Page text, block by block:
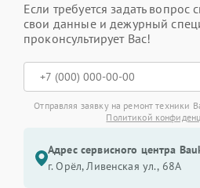
Если требуется задать вопрос
свои данные и дежурный
проконсультирует Вас!
Отправляя заявку на ремонт техники
Политикой
Адрес сервисного центра
г. Орёл, Ливенская ул., 68А